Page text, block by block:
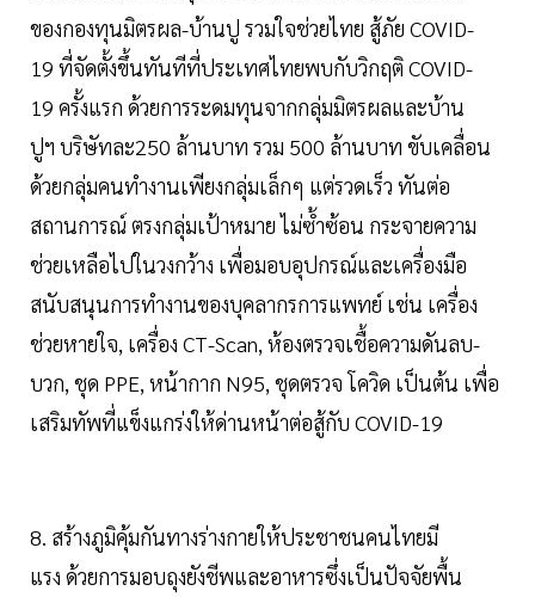
ของกองทุนมิตรผล-บ้านปู รวมใจช่วยไทย สู้ภัย COVID-
19 ที่จัดตั้งขึ้นทันทีที่ประเทศไทยพบกับวิกฤติ COVID-
19 ครั้งแรก ด้วยการระดมทุนจากกลุ่มมิตรผลและบ้าน
ปูฯ บริษัทละ250 ล้านบาท รวม 500 ล้านบาท ขับเคลื่อน
ด้วยกลุ่มคนทำงานเพียงกลุ่มเล็กๆ แต่รวดเร็ว ทันต่อ
สถานการณ์ ตรงกลุ่มเป้าหมาย ไม่ซ้ำซ้อน กระจายความ
ช่วยเหลือไปในวงกว้าง เพื่อมอบอุปกรณ์และเครื่องมือ
สนับสนุนการทำงานของบุคลากรการแพทย์ เช่น เครื่อง
ช่วยหายใจ, เครื่อง CT-Scan, ห้องตรวจเชื้อความดันลบ-
บวก, ชุด PPE, หน้ากาก N95, ชุดตรวจ โควิด เป็นต้น เพื่อ
เสริมทัพที่แข็งแกร่งให้ด่านหน้าต่อสู้กับ COVID-19
8. สร้างภูมิคุ้มกันทางร่างกายให้ประชาชนคนไทยมี
แรง ด้วยการมอบถุงยังชีพและอาหารซึ่งเป็นปัจจัยพื้น